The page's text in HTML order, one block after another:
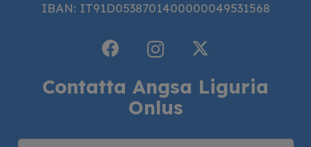
IBAN: IT91D0538701400000049531568
Contatta Angsa Liguria
Onlus